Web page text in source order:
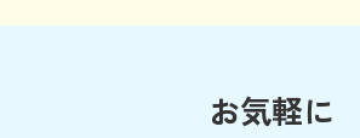
お気軽に